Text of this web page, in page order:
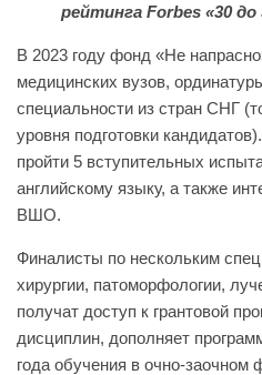
рейтинга Forbes «30 до
В 2023 году фонд «Не
медицинских вузов,
специальности из стран СНГ
уровня подготовки
пройти 5 вступительных
английскому языку, а также
ВШО.
Финалисты по нескольким
хирургии, патоморфологии,
получат доступ к грантовой
дисциплин, дополняет
года обучения в очно-заочном